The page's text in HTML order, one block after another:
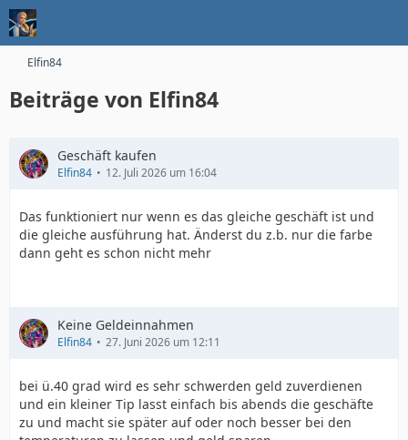
Elfin84
Beiträge von Elfin84
Geschäft kaufen
Elfin84 12. Juli 2026 um 16:04
Das funktioniert nur wenn es das gleiche geschäft ist und
die gleiche ausführung hat. Änderst du z.b. nur die farbe
dann geht es schon nicht mehr
Keine Geldeinnahmen
Elfin84 27. Juni 2026 um 12:11
bei ü.40 grad wird es sehr schwerden geld zuverdienen
und ein kleiner Tip lasst einfach bis abends die geschäfte
zu und macht sie später auf oder noch besser bei den